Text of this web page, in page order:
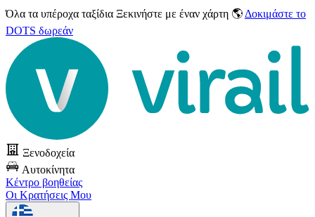
Όλα τα υπέροχα ταξίδια Ξεκινήστε με έναν χάρτη 🌎 Δοκιμάστε το
DOTS δωρεάν
Ξενοδοχεία
Αυτοκίνητα
Κέντρο βοηθείας
Οι Κρατήσεις Μου